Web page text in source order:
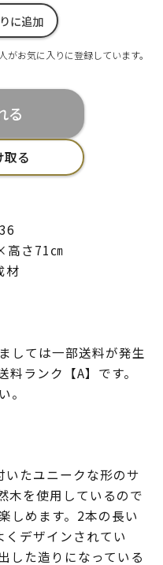
に追加
がお気に入りに登録しています。
る
る
さ71㎝
材
しては一部送料が発生
ランク【A】です。
。
たユニークな形のサ
木を使用しているので
しめます。2本の長い
デザインされてい
した造りになっている